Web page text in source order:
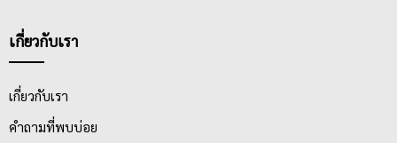
ซื้อไส้มาเติมได้ หรือจะซื้อแท่งใหม่เลยก็ได้ ด้วยราคาที่ไม่แพงทั้งตัว
ปากกาและไส้หมึกของปากกา
เกี่ยวกับเรา
เกี่ยวกับเรา
คำถามที่พบบ่อย